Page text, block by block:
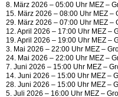
8. März 2026 – 05:00 Uhr MEZ –
15. März 2026 – 08:00 Uhr MEZ
29. März 2026 – 07:00 Uhr MEZ –
12. April 2026 – 17:00 Uhr MEZ –
19. April 2026 – 19:00 Uhr MEZ –
3. Mai 2026 – 22:00 Uhr MEZ –
24. Mai 2026 – 22:00 Uhr MEZ –
7. Juni 2026 – 15:00 Uhr MEZ –
14. Juni 2026 – 15:00 Uhr MEZ –
28. Juni 2026 – 15:00 Uhr MEZ –
5. Juli 2026 – 16:00 Uhr MEZ –